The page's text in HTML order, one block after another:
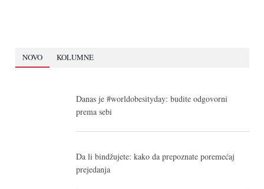
NOVO KOLUMNE
Danas je #worldobesityday: budite odgovorni
prema sebi
Da li bindžujete: kako da prepoznate poremećaj
prejedanja